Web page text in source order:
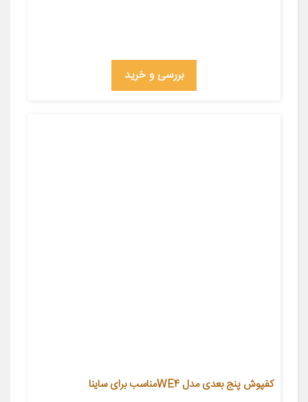
بررسی و خرید
کفپوش پنج بعدی مدل WE4مناسب برای ساینا